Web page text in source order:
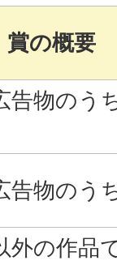
賞の概要
告物のう
告物のう
外の作品